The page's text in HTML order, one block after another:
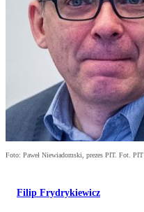
Foto: Paweł Niewiadomski, prezes PIT. Fot. PIT
Filip Frydrykiewicz